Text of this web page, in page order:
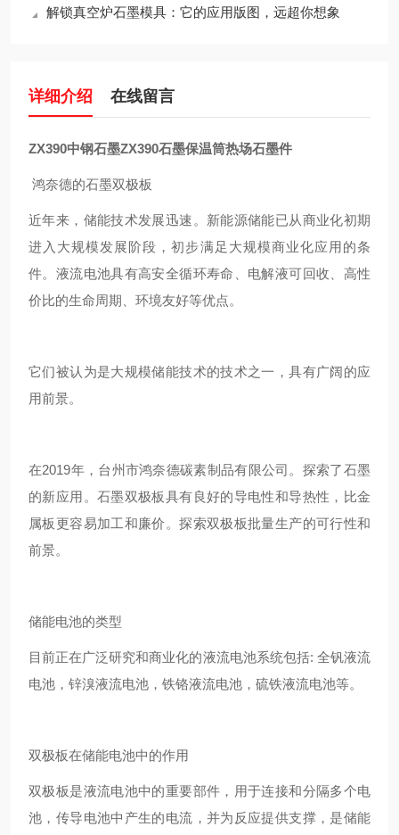
解锁真空炉石墨模具：它的应用版图，远超你想象
详细介绍 在线留言
ZX390中钢石墨ZX390石墨保温筒热场石墨件
鸿奈德的石墨双极板
近年来，储能技术发展迅速。新能源储能已从商业化初期
进入大规模发展阶段，初步满足大规模商业化应用的条
件。液流电池具有高安全循环寿命、电解液可回收、高性
价比的生命周期、环境友好等优点。
它们被认为是大规模储能技术的技术之一，具有广阔的应
用前景。
在2019年，台州市鸿奈德碳素制品有限公司。探索了石墨
的新应用。石墨双极板具有良好的导电性和导热性，比金
属板更容易加工和廉价。探索双极板批量生产的可行性和
前景。
储能电池的类型
目前正在广泛研究和商业化的液流电池系统包括: 全钒液流
电池，锌溴液流电池，铁铬液流电池，硫铁液流电池等。
双极板在储能电池中的作用
双极板是液流电池中的重要部件，用于连接和分隔多个电
池，传导电池中产生的电流，并为反应提供支撑，是储能